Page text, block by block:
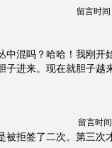
留言时间
中混吗？哈哈！我刚开
子进来。现在就胆子越
留言时
被拒签了二次。第三次